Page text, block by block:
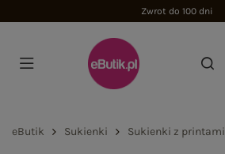
Zwrot do 100 dni
eButik Sukienki Sukienki z printami